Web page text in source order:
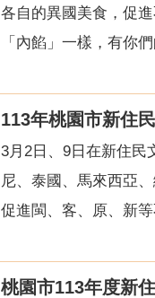
各自的異國美食，促
「內餡」一樣，有你
113年桃園市新住
3月2日、9日在新住民
尼、泰國、馬來西亞
促進閩、客、原、新
桃園市113年度新